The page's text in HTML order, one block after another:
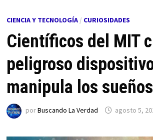
CIENCIA Y TECNOLOGÍA/ CURIOSIDADES
Científicos del MIT
peligroso
manipula los sueños
porBuscando La Verdad agosto 5,